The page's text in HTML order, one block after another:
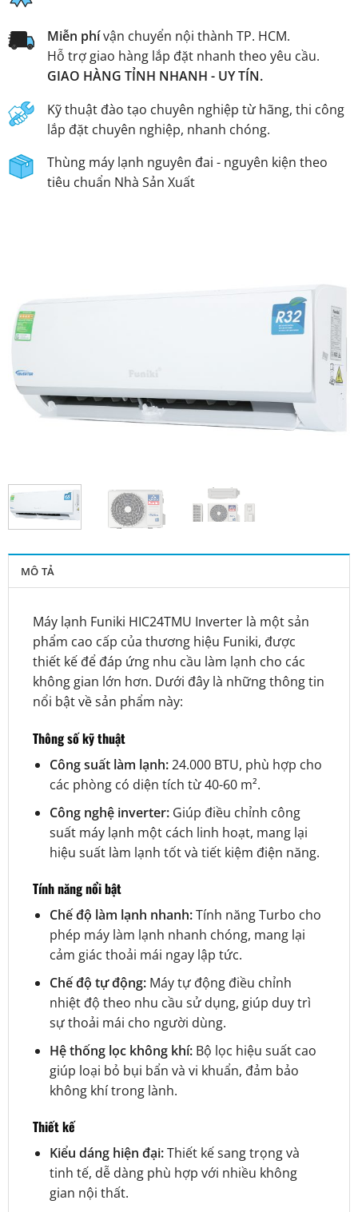
MÔ TẢ
Máy lạnh Funiki HIC24TMU Inverter là một sản
phẩm cao cấp của thương hiệu Funiki, được
thiết kế để đáp ứng nhu cầu làm lạnh cho các
không gian lớn hơn. Dưới đây là những thông tin
nổi bật về sản phẩm này:
Thông số kỹ thuật
Công suất làm lạnh:24.000 BTU, phù hợp cho
các phòng có diện tích từ 40-60 m².
Công nghệ inverter:Giúp điều chỉnh công
suất máy lạnh một cách linh hoạt, mang lại
hiệu suất làm lạnh tốt và tiết kiệm điện năng.
Tính năng nổi bật
Chế độ làm lạnh nhanh:Tính năng Turbo cho
phép máy làm lạnh nhanh chóng, mang lại
cảm giác thoải mái ngay lập tức.
Chế độ tự động:Máy tự động điều chỉnh
nhiệt độ theo nhu cầu sử dụng, giúp duy trì
sự thoải mái cho người dùng.
Hệ thống lọc không khí:Bộ lọc hiệu suất cao
giúp loại bỏ bụi bẩn và vi khuẩn, đảm bảo
không khí trong lành.
Thiết kế
Kiểu dáng hiện đại:Thiết kế sang trọng và
tinh tế, dễ dàng phù hợp với nhiều không
gian nội thất.
Miễn phívận chuyển nội thành TP. HCM.
Hỗ trợ giao hàng lắp đặt nhanh theo yêu cầu.
GIAO HÀNG TỈNH NHANH - UY TÍN.
Kỹ thuật đào tạo chuyên nghiệp từ hãng, thi công
lắp đặt chuyên nghiệp, nhanh chóng.
Thùng máy lạnh nguyên đai - nguyên kiện theo
tiêu chuẩn Nhà Sản Xuất